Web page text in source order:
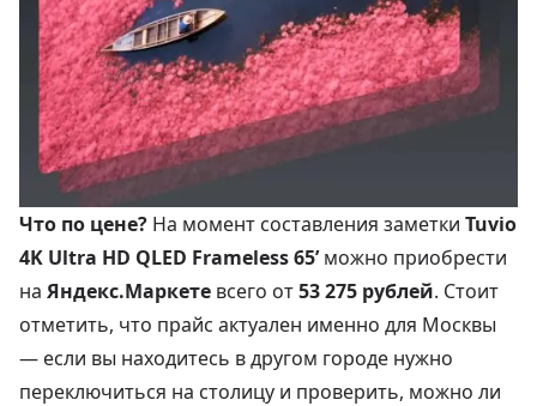
Что по цене? На момент составления заметки Tuvio
4K Ultra HD QLED Frameless 65’можно приобрести
на Яндекс.Маркете всего от53 275 рублей. Стоит
отметить, что прайс актуален именно для Москвы
— если вы находитесь в другом городе нужно
переключиться на столицу и проверить, можно ли